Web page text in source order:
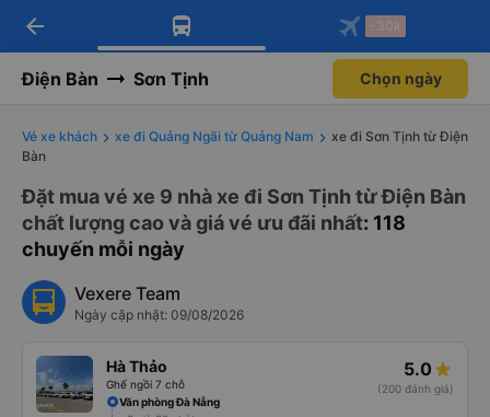
Tải app Vexere ngay!
Nhận ưu đãi thành viên độc
Mở app
Tải app Vexere
-30k/ghế khi đặt vé máy bay qua
Mở app
arrow_back -30k
Điện Bàn Sơn Tịnh Chọn ngày
Vé xe khách xe đi Quảng Ngãi từ Quảng Nam
xe đi Sơn Tịnh từ Điện
Bàn
Đặt mua vé xe 9 nhà xe đi Sơn Tịnh từ Điện Bàn
chất lượng cao và giá vé ưu đãi nhất: 118
chuyến mỗi ngày
Vexere Team
Ngày cập nhật: 09/08/2026
Hà Thảo
Ghế ngồi 7 chỗ
5.0
(200 đánh giá)
Văn phòng Đà Nẵng